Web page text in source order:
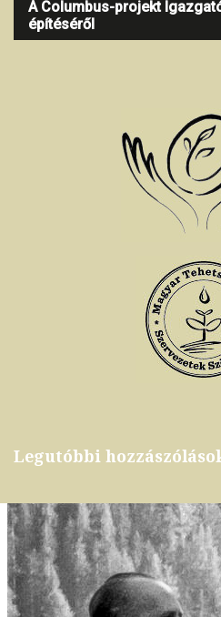
A Columbus-projekt
építéséről
Legutóbbi